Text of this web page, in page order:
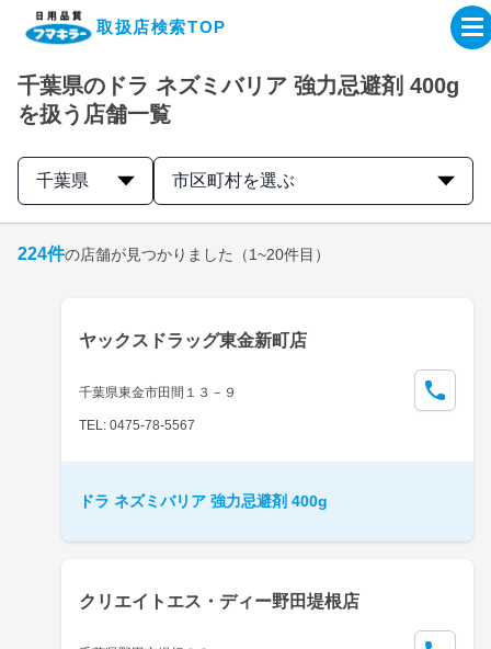
取扱店検索TOP
企業・IR情報サイト
製品情報サイト
取扱店検索はこちら
千葉県のドラ ネズミバリア 強力忌避剤 400g
を扱う店舗一覧
千葉県 市区町村を選ぶ
224件の店舗が見つかりました （1~20件目）
ヤックスドラッグ東金新町店
千葉県東金市田間１３－９
TEL: 0475-78-5567
ドラ ネズミバリア 強力忌避剤 400g
クリエイトエス・ディー野田堤根店